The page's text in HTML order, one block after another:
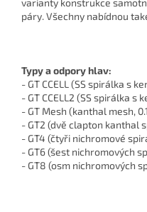
páry. Všechny nabídnou
Typy a odpory hlav:
- GT CCELL (SS spirálka s
- GT CCELL2 (SS spirálka s
- GT Mesh (kanthal mesh,
- GT2 (dvě clapton kanthal
- GT4 (čtyři nichromové
- GT6 (šest nichromových
- GT8 (osm nichromových